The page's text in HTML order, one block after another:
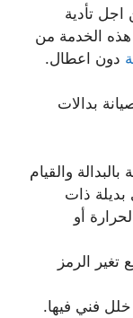
تأدية
هذه الخدمة من
دون اعطال.
بدالات
والقيام
بديلة ذات
أو
الرمز
خلل فني فيها.